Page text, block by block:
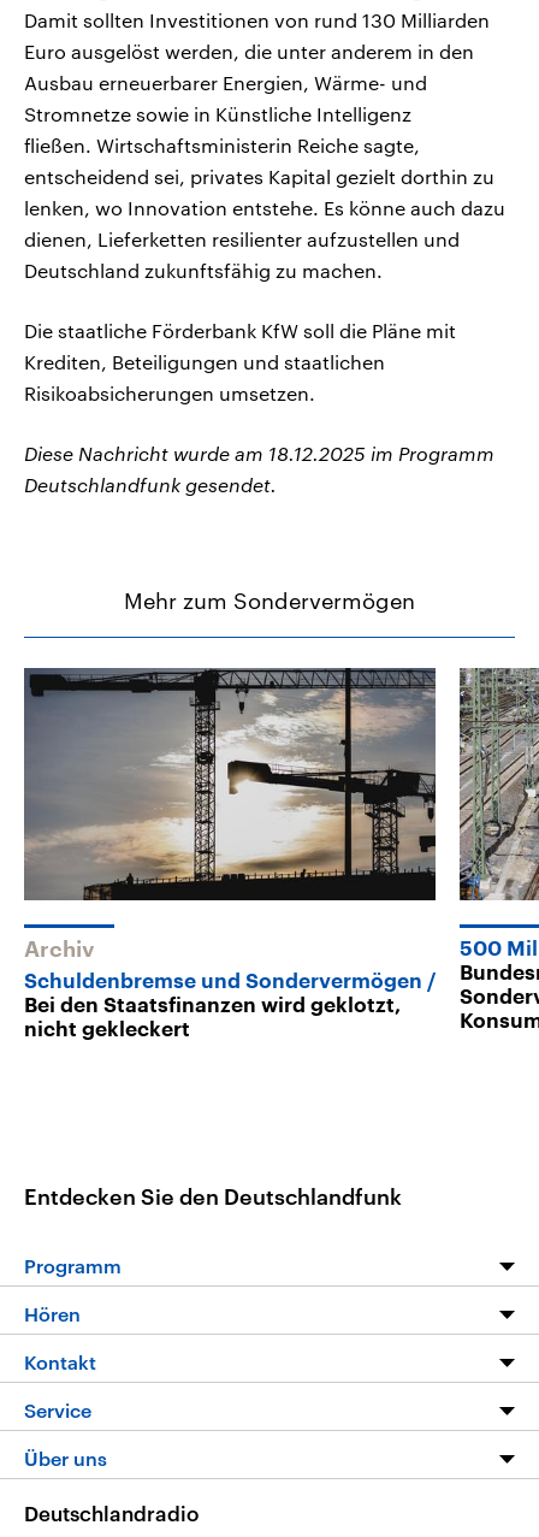
Damit sollten Investitionen von rund 130 Milliarden
Euro ausgelöst werden, die unter anderem in den
Ausbau erneuerbarer Energien, Wärme- und
Stromnetze sowie in Künstliche Intelligenz
fließen. Wirtschaftsministerin Reiche sagte,
entscheidend sei, privates Kapital gezielt dorthin zu
lenken, wo Innovation entstehe. Es könne auch dazu
dienen, Lieferketten resilienter aufzustellen und
Deutschland zukunftsfähig zu machen.
Die staatliche Förderbank KfW soll die Pläne mit
Krediten, Beteiligungen und staatlichen
Risikoabsicherungen umsetzen.
Diese Nachricht wurde am 18.12.2025 im Programm
Deutschlandfunk gesendet.
Mehr zum Sondervermögen
Archiv
Schuldenbremse und Sondervermögen
Bei den Staatsfinanzen wird geklotzt,
nicht gekleckert
500
Entdecken Sie den Deutschlandfunk
Programm
Programm
Die Nachrichten
Nachrichtenleicht
Neue Beiträge auf dlf.de
Hören
Livestream
Podcasts
Deutschlandfunk App
Nachrichten App
Kontakt
Hörerservice
Service
FAQ
Veranstaltungen
Über uns
Deutschlandradio